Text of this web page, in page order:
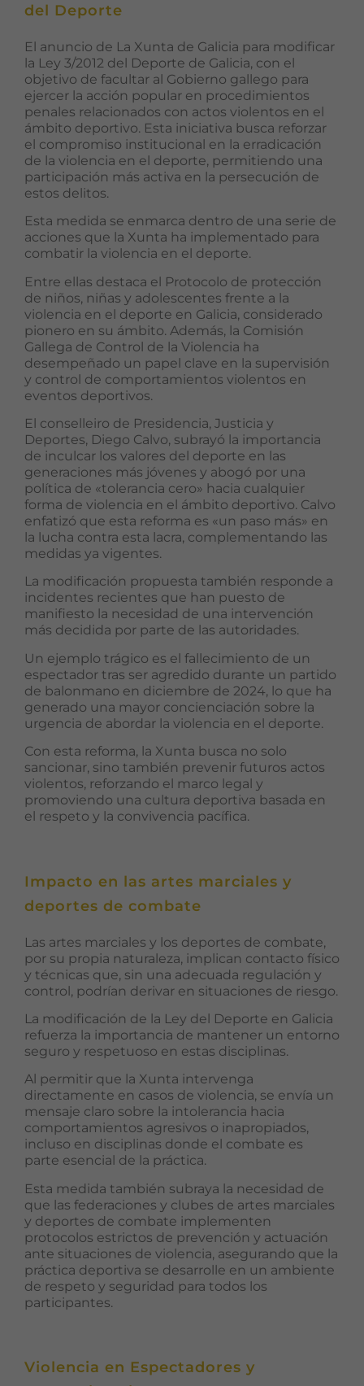
del Deporte
El anuncio de ​La Xunta de Galicia para modificar
la Ley 3/2012 del Deporte de Galicia, con el
objetivo de facultar al Gobierno gallego para
ejercer la acción popular en procedimientos
penales relacionados con actos violentos en el
ámbito deportivo. Esta iniciativa busca reforzar
el compromiso institucional en la erradicación
de la violencia en el deporte, permitiendo una
participación más activa en la persecución de
estos delitos. ​
Esta medida se enmarca dentro de una serie de
acciones que la Xunta ha implementado para
combatir la violencia en el deporte.
Entre ellas destaca el Protocolo de protección
de niños, niñas y adolescentes frente a la
violencia en el deporte en Galicia, considerado
pionero en su ámbito. Además, la Comisión
Gallega de Control de la Violencia ha
desempeñado un papel clave en la supervisión
y control de comportamientos violentos en
eventos deportivos. ​
El conselleiro de Presidencia, Justicia y
Deportes, Diego Calvo, subrayó la importancia
de inculcar los valores del deporte en las
generaciones más jóvenes y abogó por una
política de «tolerancia cero» hacia cualquier
forma de violencia en el ámbito deportivo. Calvo
enfatizó que esta reforma es «un paso más» en
la lucha contra esta lacra, complementando las
medidas ya vigentes.
La modificación propuesta también responde a
incidentes recientes que han puesto de
manifiesto la necesidad de una intervención
más decidida por parte de las autoridades.
Un ejemplo trágico es el fallecimiento de un
espectador tras ser agredido durante un partido
de balonmano en diciembre de 2024, lo que ha
generado una mayor concienciación sobre la
urgencia de abordar la violencia en el deporte. ​
Con esta reforma, la Xunta busca no solo
sancionar, sino también prevenir futuros actos
violentos, reforzando el marco legal y
promoviendo una cultura deportiva basada en
el respeto y la convivencia pacífica.
Impacto en las artes marciales y
deportes de combate
Las artes marciales y los deportes de combate,
por su propia naturaleza, implican contacto físico
y técnicas que, sin una adecuada regulación y
control, podrían derivar en situaciones de riesgo.
La modificación de la Ley del Deporte en Galicia
refuerza la importancia de mantener un entorno
seguro y respetuoso en estas disciplinas.
Al permitir que la Xunta intervenga
directamente en casos de violencia, se envía un
mensaje claro sobre la intolerancia hacia
comportamientos agresivos o inapropiados,
incluso en disciplinas donde el combate es
parte esencial de la práctica.
Esta medida también subraya la necesidad de
que las federaciones y clubes de artes marciales
y deportes de combate implementen
protocolos estrictos de prevención y actuación
ante situaciones de violencia, asegurando que la
práctica deportiva se desarrolle en un ambiente
de respeto y seguridad para todos los
participantes.
Violencia en Espectadores y